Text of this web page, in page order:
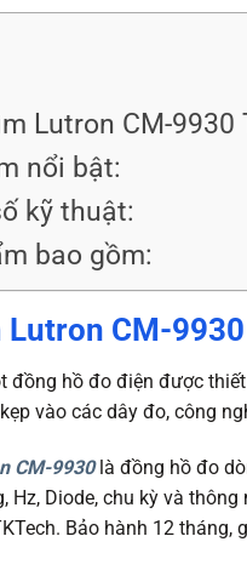
Lutron CM-9930
nổi bật:
kỹ thuật:
bao gồm:
CM-
đồng hồ đo điện được
vào các dây đo, công
CM-9930là đồng hồ đo
Hz, Diode, chu kỳ và
Bảo hành 12 tháng,